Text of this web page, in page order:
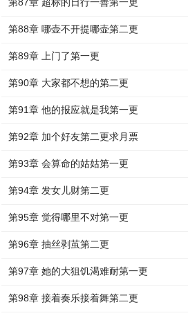
第88章 哪壶不开提哪壶第二更
第89章 上门了第一更
第90章 大家都不想的第二更
第91章 他的报应就是我第一更
第92章 加个好友第二更求月票
第93章 会算命的姑姑第一更
第94章 发女儿财第二更
第95章 觉得哪里不对第一更
第96章 抽丝剥茧第二更
第97章 她的大狙饥渴难耐第一更
第98章 接着奏乐接着舞第二更